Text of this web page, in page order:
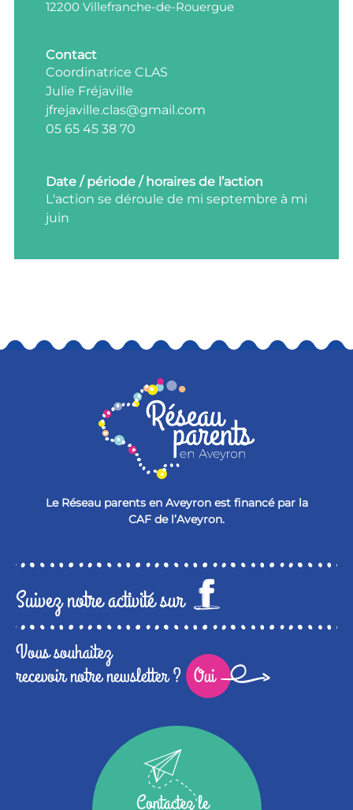
12200 Villefranche-de-Rouergue
Contact
Coordinatrice CLAS
Julie Fréjaville
jfrejaville.clas@gmail.com
05 65 45 38 70
Date / période / horaires de l’action
L'action se déroule de mi septembre à mi
juin
Le Réseau parents en Aveyron est financé par la
CAF de l’Aveyron.
Suivez notre activité sur
Vous souhaitez
recevoir notre newsletter ? Oui
Contactez le